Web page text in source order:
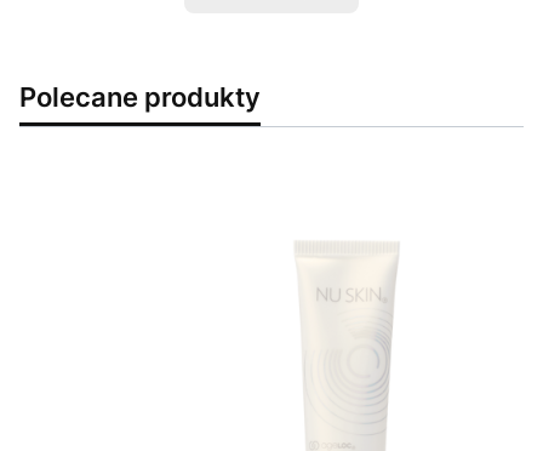
Polecane produkty